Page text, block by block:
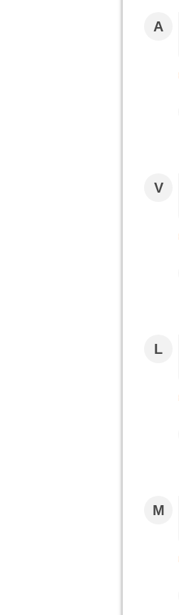
A
V
L
M